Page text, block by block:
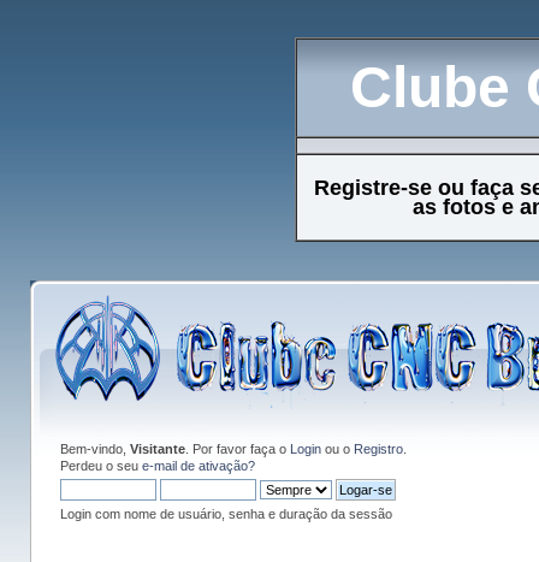
Clube
Registre-se ou faça
as fotos e
Bem-vindo, Visitante. Por favor faça o Loginou o Registro.
Perdeu o seu e-mail de ativação?
Login com nome de usuário, senha e duração da sessão